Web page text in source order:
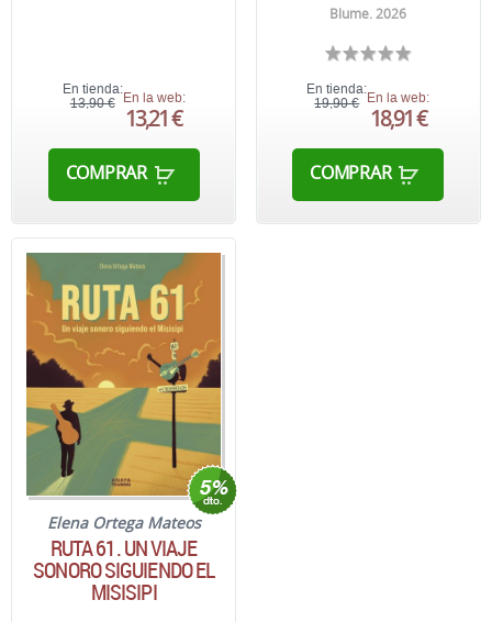
En tienda:
13,90 € En la web:
13,21 €
COMPRAR
Blume. 2026
En tienda:
19,90 € En la web:
18,91 €
COMPRAR
Elena Ortega Mateos
RUTA 61. UN VIAJE
SONORO SIGUIENDO EL
MISISIPI